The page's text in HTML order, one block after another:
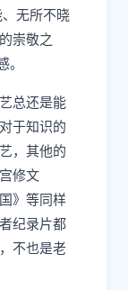
无所不晓
崇敬之
。
总还是能
于知识的
，其他的
修文
》等同样
纪录片都
不也是老